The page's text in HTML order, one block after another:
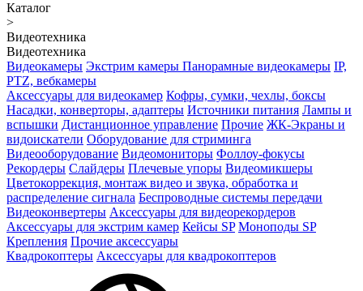
Каталог
>
Видеотехника
Видеотехника
Видеокамеры Экстрим камеры Панорамные видеокамеры IP,
PTZ, вебкамеры
Аксессуары для видеокамер Кофры, сумки, чехлы, боксы
Насадки, конверторы, адаптеры Источники питания Лампы и
вспышки Дистанционное управление Прочие ЖК-Экраны и
видоискатели Оборудование для стриминга
Видеооборудование Видеомониторы Фоллоу-фокусы
Рекордеры Слайдеры Плечевые упоры Видеомикшеры
Цветокоррекция, монтаж видео и звука, обработка и
распределение сигнала Беспроводные системы передачи
Видеоконвертеры Аксессуары для видеорекордеров
Аксессуары для экстрим камер Кейсы SP Моноподы SP
Крепления Прочие аксессуары
Квадрокоптеры Аксессуары для квадрокоптеров